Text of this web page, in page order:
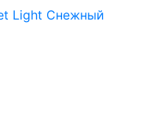
Light Снежный